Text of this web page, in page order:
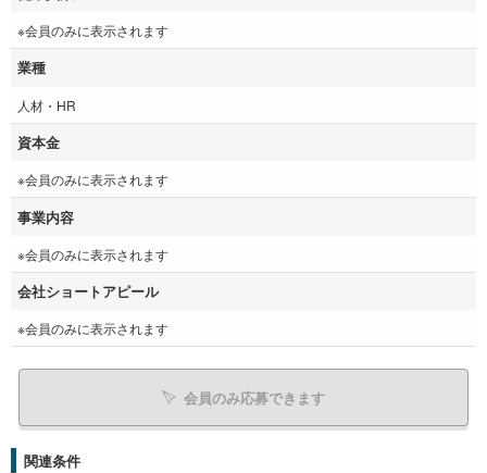
※会員のみに表示されます
業種
人材・HR
資本金
※会員のみに表示されます
事業内容
※会員のみに表示されます
会社ショートアピール
※会員のみに表示されます
会員のみ応募できます
関連条件